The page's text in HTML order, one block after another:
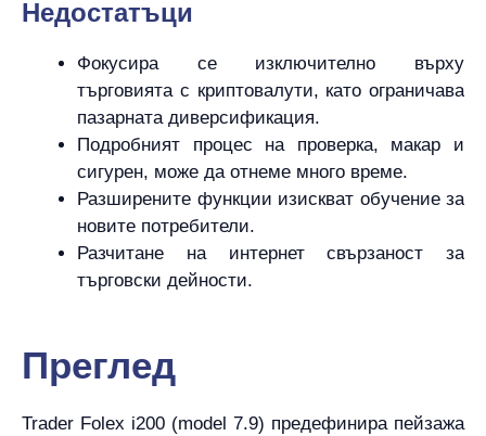
Hедостатъци
Фокусира се изключително върху
търговията с криптовалути, като ограничава
пазарната диверсификация.
Подробният процес на проверка, макар и
сигурен, може да отнеме много време.
Разширените функции изискват обучение за
новите потребители.
Разчитане на интернет свързаност за
търговски дейности.
Преглед
Trader Folex i200 (model 7.9) предефинира пейзажа